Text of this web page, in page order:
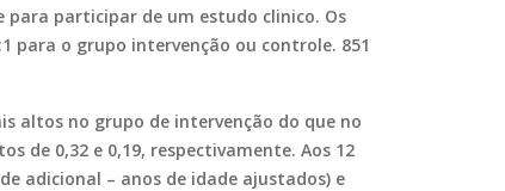
participar de um estudo clinico. Os
o grupo intervenção ou controle. 851
altos no grupo de intervenção do que no
de 0,32 e 0,19, respectivamente. Aos 12
adicional – anos de idade ajustados) e